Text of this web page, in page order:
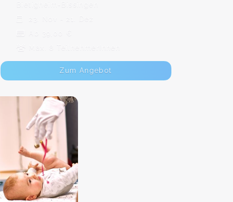
Bietigheim-Bissingen
23. Nov - 21. Dez
Ab 39,00 €
Max. 8 TeilnehmerInnen
Zum Angebot